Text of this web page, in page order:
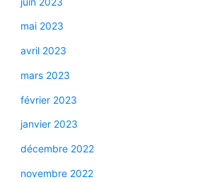
mai 2023
avril 2023
mars 2023
février 2023
janvier 2023
décembre 2022
novembre 2022